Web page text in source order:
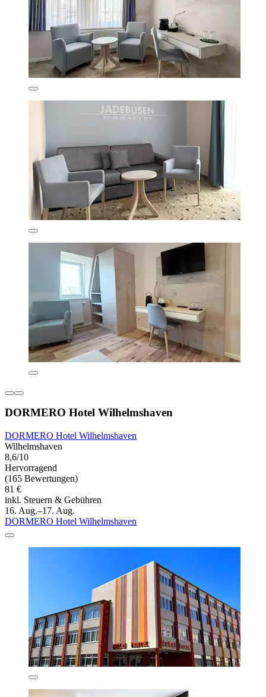
DORMERO Hotel Wilhelmshaven
DORMERO Hotel Wilhelmshaven
Wilhelmshaven
8,6/10
Hervorragend
(165 Bewertungen)
81 €
inkl. Steuern & Gebühren
16. Aug.–17. Aug.
DORMERO Hotel Wilhelmshaven